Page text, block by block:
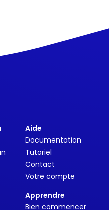
Aide
Documentation
Tutoriel
Contact
Votre compte
Apprendre
Bien commencer